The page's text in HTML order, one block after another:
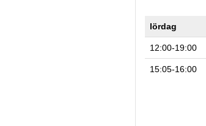
lördag
12:00-19:00
15:05-16:00